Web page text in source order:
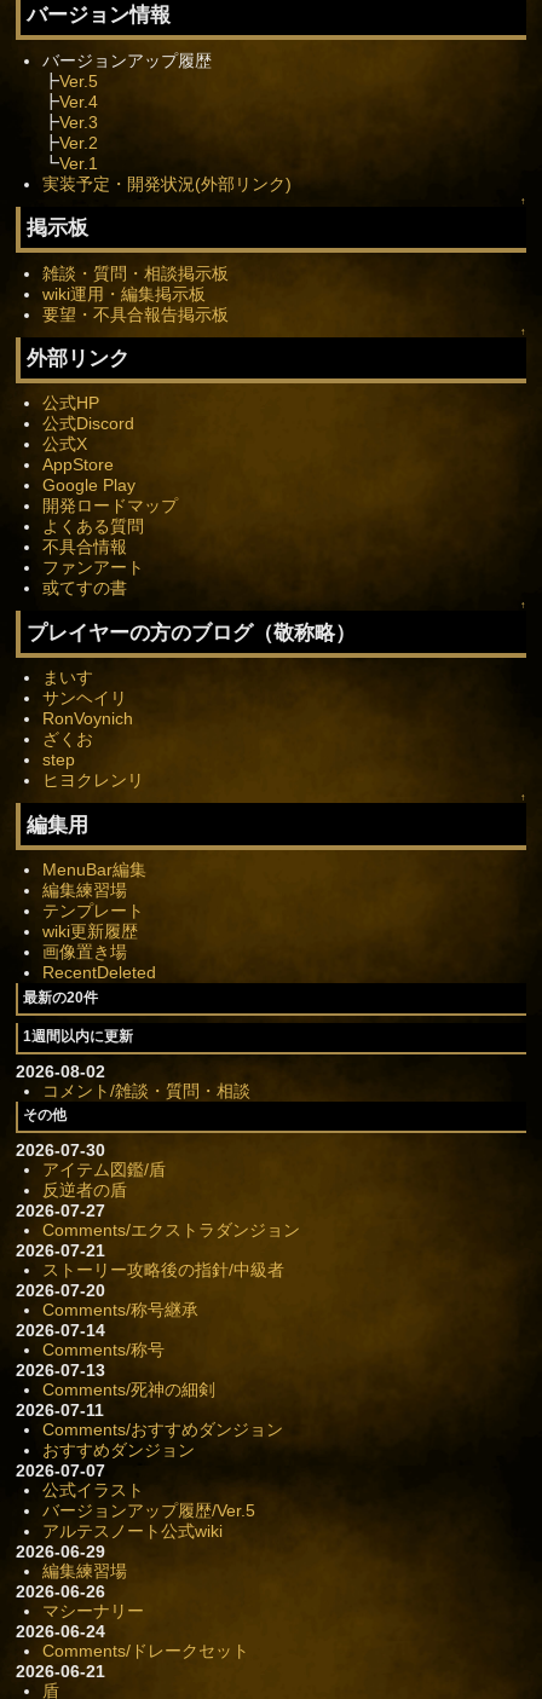
バージョン情報
バージョンアップ履歴
┣Ver.5
┣Ver.4
┣Ver.3
┣Ver.2
┗Ver.1
実装予定・開発状況(外部リンク)
↑
掲示板
雑談・質問・相談掲示板
wiki運用・編集掲示板
要望・不具合報告掲示板
↑
外部リンク
公式HP
公式Discord
公式X
AppStore
Google Play
開発ロードマップ
よくある質問
不具合情報
ファンアート
或てすの書
↑
プレイヤーの方のブログ（敬称略）
まいす
サンヘイリ
RonVoynich
ざくお
step
ヒヨクレンリ
↑
編集用
MenuBar編集
編集練習場
テンプレート
wiki更新履歴
画像置き場
RecentDeleted
最新の20件
1週間以内に更新
2026-08-02
コメント/雑談・質問・相談
その他
2026-07-30
アイテム図鑑/盾
反逆者の盾
2026-07-27
Comments/エクストラダンジョン
2026-07-21
ストーリー攻略後の指針/中級者
2026-07-20
Comments/称号継承
2026-07-14
Comments/称号
2026-07-13
Comments/死神の細剣
2026-07-11
Comments/おすすめダンジョン
おすすめダンジョン
2026-07-07
公式イラスト
バージョンアップ履歴/Ver.5
アルテスノート公式wiki
2026-06-29
編集練習場
2026-06-26
マシーナリー
2026-06-24
Comments/ドレークセット
2026-06-21
盾